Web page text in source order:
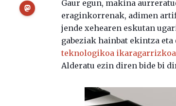
Gaur egun, makina
eraginkorrenak, adimen
jende xehearen eskutan
gabeziak hainbat ekintza
teknologikoa ikaragarrizkoa
Alderatu ezin diren bide bi